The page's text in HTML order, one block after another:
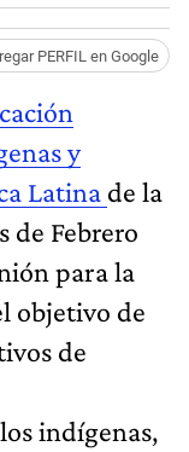
PERFIL en Google
y
Latina de la
de Febrero
para la
objetivo de
de
indígenas,